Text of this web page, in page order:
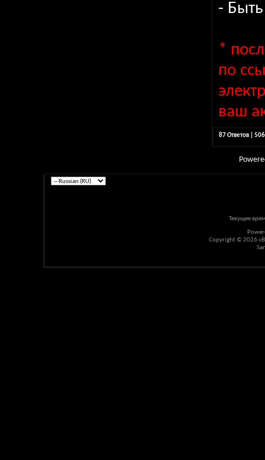
-
*
по
ваш
87 Ответов |
Текущее
Copyright © 2026